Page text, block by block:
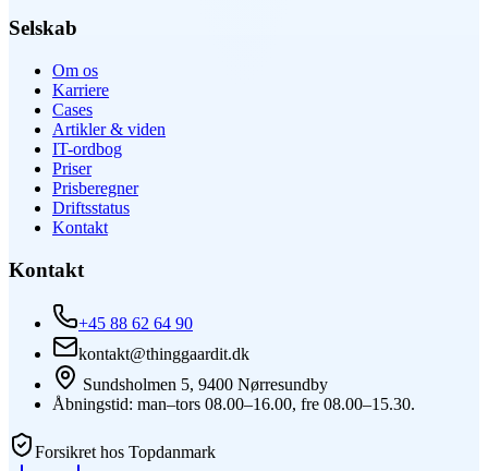
Selskab
Om os
Karriere
Cases
Artikler & viden
IT-ordbog
Priser
Prisberegner
Driftsstatus
Kontakt
Kontakt
+45 88 62 64 90
kontakt@thinggaardit.dk
Sundsholmen 5, 9400 Nørresundby
Åbningstid: man–tors 08.00–16.00, fre 08.00–15.30.
Forsikret hos Topdanmark